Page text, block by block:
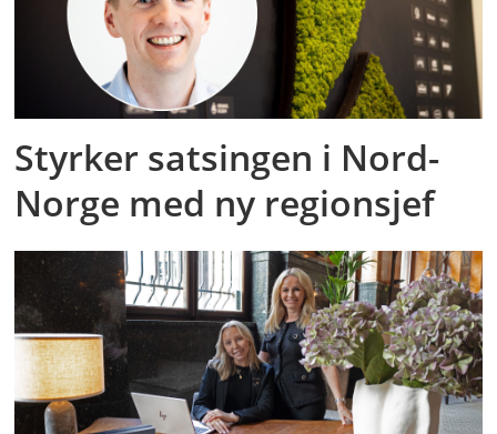
Styrker satsingen i Nord-
Norge med ny regionsjef